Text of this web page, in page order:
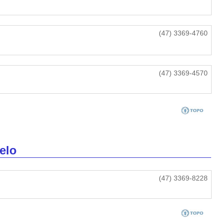
(47) 3369-4760
(47) 3369-4570
(47) 3369-8228